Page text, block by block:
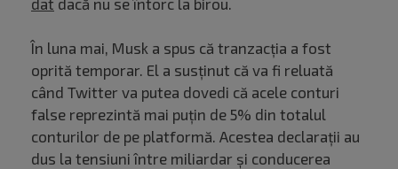
dat dacă nu se întorc la birou.
În luna mai, Musk a spus că tranzacția a fost
oprită temporar. El a susținut că va fi reluată
când Twitter va putea dovedi că acele conturi
false reprezintă mai puțin de 5% din totalul
conturilor de pe platformă. Acestea declarații au
dus la tensiuni între miliardar și conducerea